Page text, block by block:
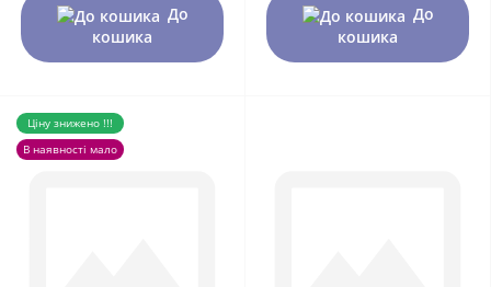
До
кошика
До
кошика
Ціну знижено !!!
В наявності мало